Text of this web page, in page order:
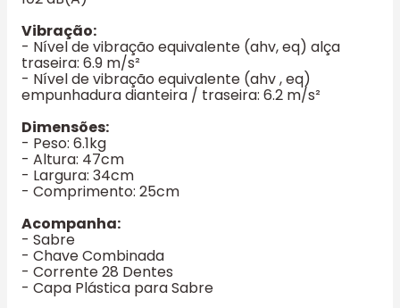
Vibração:
- Nível de vibração equivalente (ahv, eq) alça
traseira: 6.9 m/s²
- Nível de vibração equivalente (ahv , eq)
empunhadura dianteira / traseira: 6.2 m/s²
Dimensões:
- Peso: 6.1kg
- Altura: 47cm
- Largura: 34cm
- Comprimento: 25cm
Acompanha:
- Sabre
- Chave Combinada
- Corrente 28 Dentes
- Capa Plástica para Sabre